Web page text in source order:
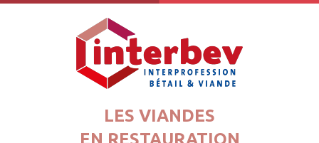
LES VIANDES
EN RESTAURATION